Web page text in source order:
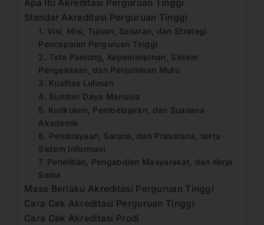
Apa Itu Akreditasi Perguruan Tinggi
Standar Akreditasi Perguruan Tinggi
1. Visi, Misi, Tujuan, Sasaran, dan Strategi
Pencapaian Perguruan Tinggi
2. Tata Pamong, Kepemimpinan, Sistem
Pengelolaan, dan Penjaminan Mutu
3. Kualitas Lulusan
4. Sumber Daya Manusia
5. Kurikulum, Pembelajaran, dan Suasana
Akademik
6. Pembiayaan, Sarana, dan Prasarana, serta
Sistem Informasi
7. Penelitian, Pengabdian Masyarakat, dan Kerja
Sama
Masa Berlaku Akreditasi Perguruan Tinggi
Cara Cek Akreditasi Perguruan Tinggi
Cara Cek Akreditasi Prodi